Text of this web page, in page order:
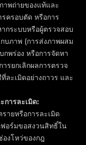
าพถ่ายของแท้และ
ครอบตัด หรือการ
กระบบหรือผู้ตรวจสอบ
บภาพ (การส่งภาพผสม
พร่อง หรือการจัดหา
รยกเลิกผลการตรวจ
ละเมิดอย่างถาวร และ
การละเมิด:
ายหรือการละเมิด
อร์มขอสงวนสิทธิ์ใน
องโหว่ของกฎ